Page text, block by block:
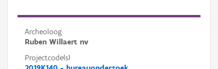
Archeoloog
Ruben Willaert nv
Projectcode(s)